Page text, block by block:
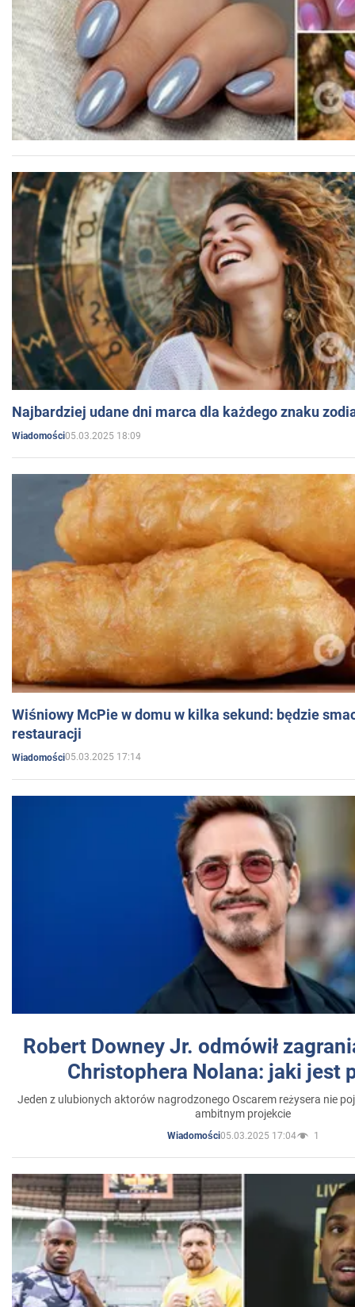
Najbardziej udane dni marca dla każdego znaku
Wiadomości05.03.2025 18:09
Wiśniowy McPie w domu w kilka sekund: będzie
restauracji
Wiadomości05.03.2025 17:14
Robert Downey Jr. odmówił
Christophera Nolana: jaki jest
Jeden z ulubionych aktorów nagrodzonego Oscarem reżysera nie
ambitnym projekcie
Wiadomości05.03.2025 17:04 1